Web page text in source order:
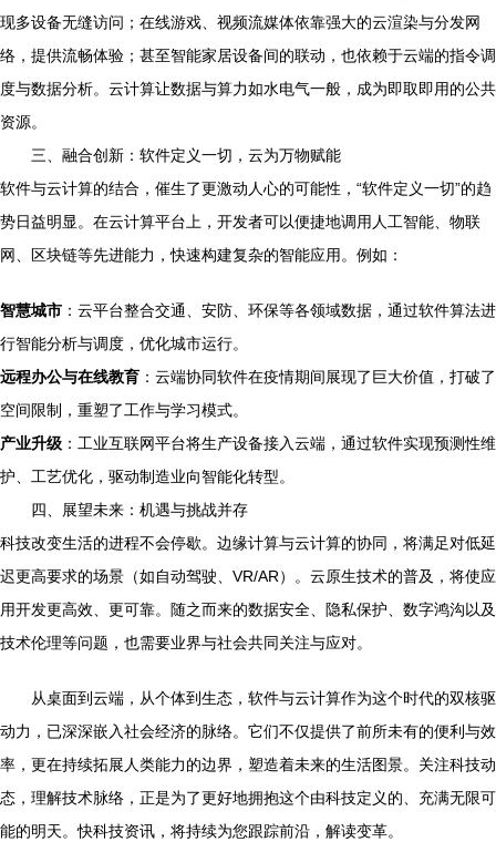
现多设备无缝访问；在线游戏、视频流媒体依靠强大的云渲染与分发网
络，提供流畅体验；甚至智能家居设备间的联动，也依赖于云端的指令调
度与数据分析。云计算让数据与算力如水电气一般，成为即取即用的公共
资源。
三、融合创新：软件定义一切，云为万物赋能
软件与云计算的结合，催生了更激动人心的可能性，“软件定义一切”的趋
势日益明显。在云计算平台上，开发者可以便捷地调用人工智能、物联
网、区块链等先进能力，快速构建复杂的智能应用。例如：
智慧城市 ：云平台整合交通、安防、环保等各领域数据，通过软件算法进
行智能分析与调度，优化城市运行。
远程办公与在线教育 ：云端协同软件在疫情期间展现了巨大价值，打破了
空间限制，重塑了工作与学习模式。
产业升级 ：工业互联网平台将生产设备接入云端，通过软件实现预测性维
护、工艺优化，驱动制造业向智能化转型。
四、展望未来：机遇与挑战并存
科技改变生活的进程不会停歇。边缘计算与云计算的协同，将满足对低延
迟更高要求的场景（如自动驾驶、VR/AR）。云原生技术的普及，将使应
用开发更高效、更可靠。随之而来的数据安全、隐私保护、数字鸿沟以及
技术伦理等问题，也需要业界与社会共同关注与应对。
从桌面到云端，从个体到生态，软件与云计算作为这个时代的双核驱
动力，已深深嵌入社会经济的脉络。它们不仅提供了前所未有的便利与效
率，更在持续拓展人类能力的边界，塑造着未来的生活图景。关注科技动
态，理解技术脉络，正是为了更好地拥抱这个由科技定义的、充满无限可
能的明天。快科技资讯，将持续为您跟踪前沿，解读变革。